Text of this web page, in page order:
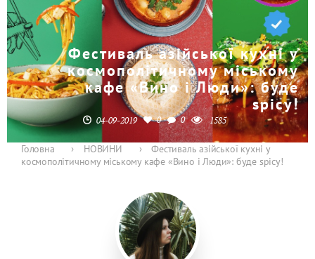
Фестиваль азійської кухні у
космополітичному міському
кафе «Вино і Люди»: буде
spicy!
04-09-2019 0 0 1585
Головна › НОВИНИ ›
Фестиваль азійської кухні у
космополітичному міському кафе «Вино і Люди»: буде spicy!